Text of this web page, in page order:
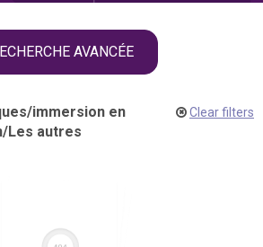
AVANCÉE
/immersion en
/Les autres
Clear filters